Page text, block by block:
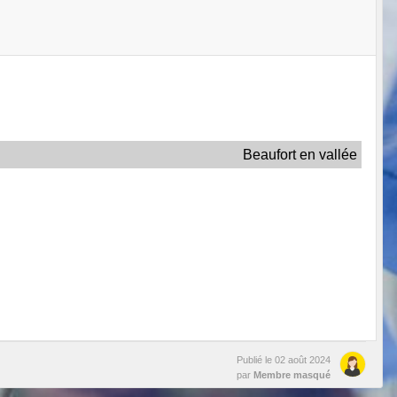
Beaufort en vallée
Publié le 02 août 2024
par Membre masqué